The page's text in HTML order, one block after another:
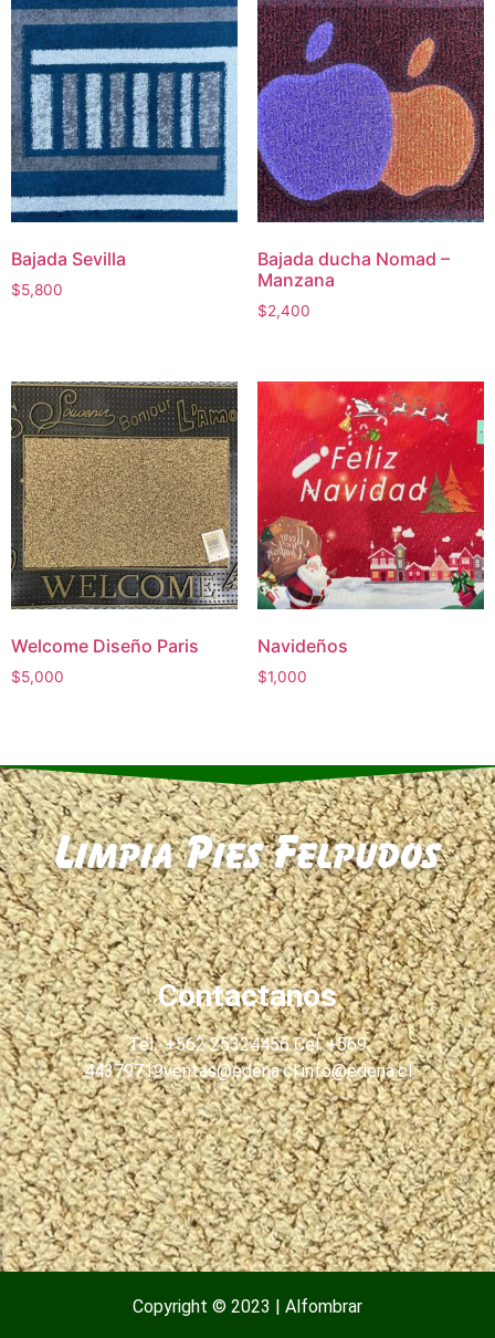
Bajada Sevilla
$5,800
Bajada ducha Nomad –
Manzana
$2,400
Welcome Diseño Paris
$5,000
Navideños
$1,000
Contactanos
Tel.: +562 25324456 Cel.:+569
44379719ventas@edena.cl info@edena.cl
Copyright © 2023 | Alfombrar